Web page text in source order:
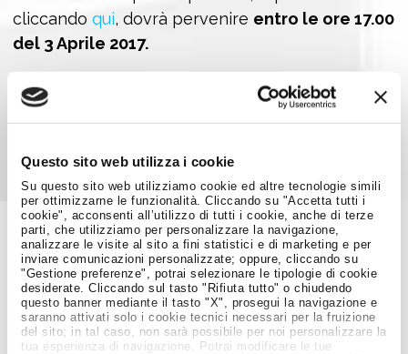
Questo sito web utilizza i cookie
Su questo sito web utilizziamo cookie ed altre tecnologie simili
per ottimizzarne le funzionalità. Cliccando su "Accetta tutti i
cookie", acconsenti all’utilizzo di tutti i cookie, anche di terze
parti, che utilizziamo per personalizzare la navigazione,
analizzare le visite al sito a fini statistici e di marketing e per
inviare comunicazioni personalizzate; oppure, cliccando su
"Gestione preferenze", potrai selezionare le tipologie di cookie
desiderate. Cliccando sul tasto "Rifiuta tutto" o chiudendo
questo banner mediante il tasto "X", prosegui la navigazione e
saranno attivati solo i cookie tecnici necessari per la fruizione
del sito; in tal caso, non sarà possibile per noi personalizzare la
tua esperienza di navigazione. Potrai modificare le tue
cliccando qui, dovrà pervenire entro le ore 17.00
del 3 Aprile 2017.
Job Meeting
MAGAZINE
Notizie dal Mondo del Lavoro